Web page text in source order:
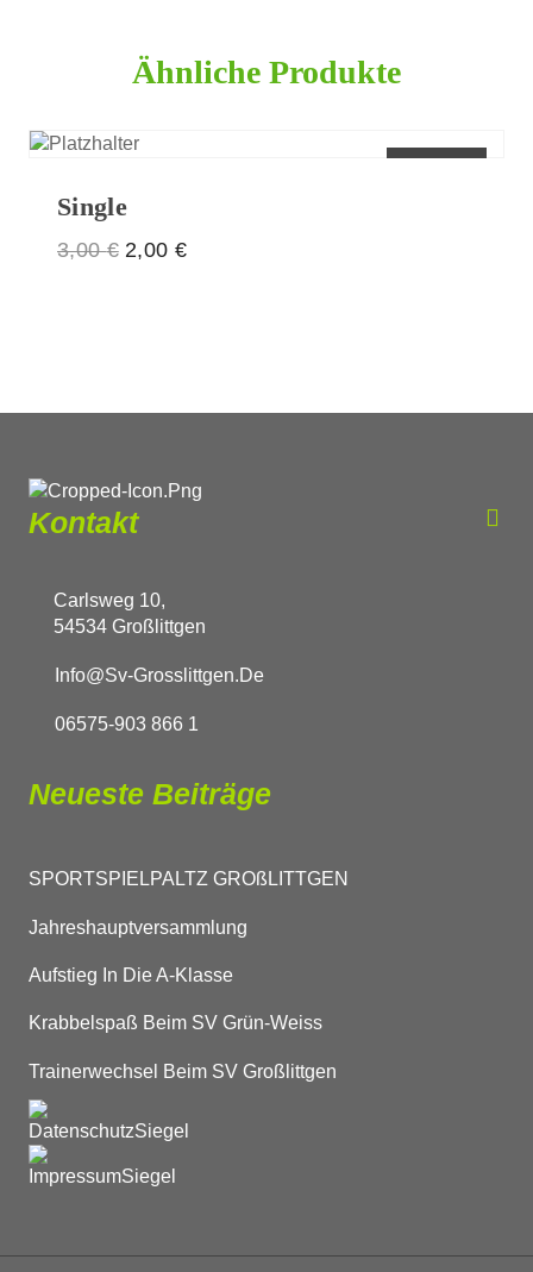
Ähnliche Produkte
Angebot!
Single
3,00€ Ursprünglicher
2,00 €Aktueller
Kontakt
Carlsweg 10,
54534 Großlittgen
Info@sv-Grosslittgen.de
06575-903 866 1
Neueste Beiträge
SPORTSPIELPALTZ GROßLITTGEN
Jahreshauptversammlung
Aufstieg In Die A-Klasse
Krabbelspaß Beim SV Grün-Weiss
Trainerwechsel Beim SV Großlittgen